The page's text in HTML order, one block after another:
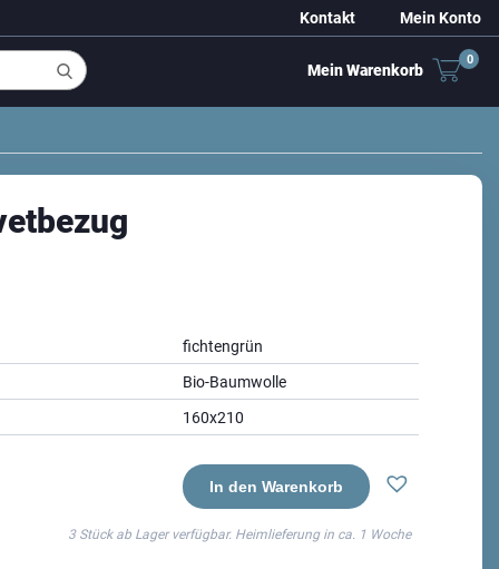
Kontakt Mein Konto
Mein Warenkorb
0
fichtengrün
Bio-Baumwolle
160x210
In den Warenkorb
3 Stück ab Lager verfügbar. Heimlieferung in ca. 1 Woche